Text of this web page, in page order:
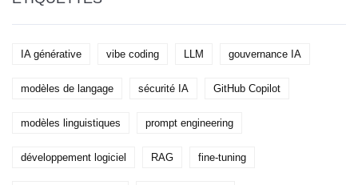
IA générative vibe coding LLM gouvernance IA
modèles de langage sécurité IA GitHub Copilot
modèles linguistiques prompt engineering
développement logiciel RAG fine-tuning